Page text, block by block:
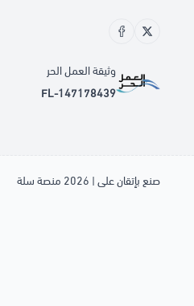
وثيقة العمل الحر
FL-147178439
صنع بإتقان على | 2026 منصة سلة